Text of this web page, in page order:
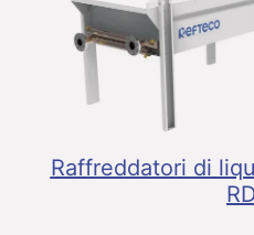
Raffreddatori di